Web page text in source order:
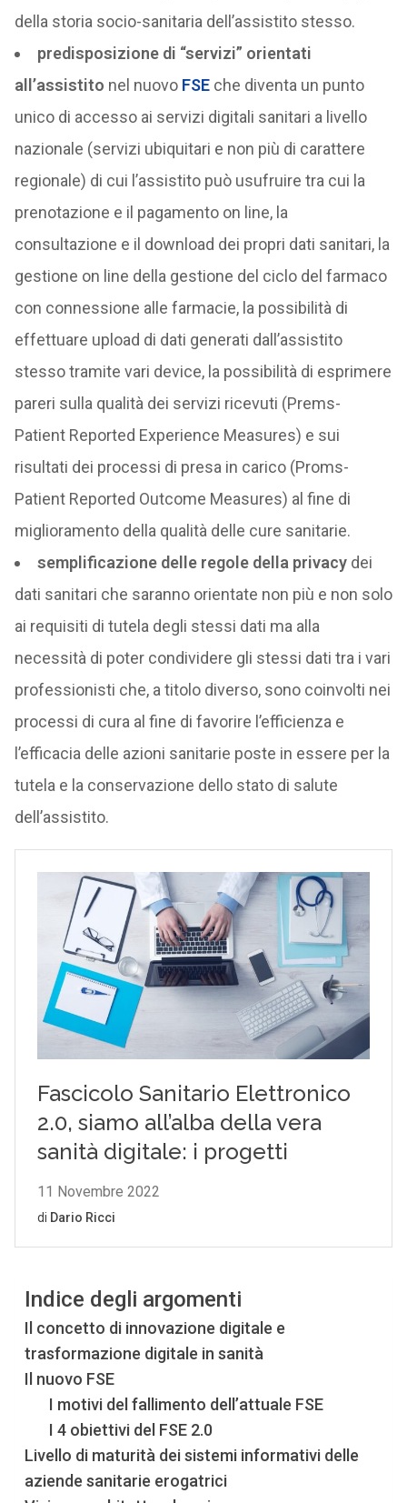
della storia socio-sanitaria dell’assistito stesso.
predisposizione di “servizi” orientati
all’assistito nel nuovo FSEche diventa un punto
unico di accesso ai servizi digitali sanitari a livello
nazionale (servizi ubiquitari e non più di carattere
regionale) di cui l’assistito può usufruire tra cui la
prenotazione e il pagamento on line, la
consultazione e il download dei propri dati sanitari, la
gestione on line della gestione del ciclo del farmaco
con connessione alle farmacie, la possibilità di
effettuare upload di dati generati dall’assistito
stesso tramite vari device, la possibilità di esprimere
pareri sulla qualità dei servizi ricevuti (Prems-
Patient Reported Experience Measures) e sui
risultati dei processi di presa in carico (Proms-
Patient Reported Outcome Measures) al fine di
miglioramento della qualità delle cure sanitarie.
semplificazione delle regole della privacydei
dati sanitari che saranno orientate non più e non solo
ai requisiti di tutela degli stessi dati ma alla
necessità di poter condividere gli stessi dati tra i vari
professionisti che, a titolo diverso, sono coinvolti nei
processi di cura al fine di favorire l’efficienza e
l’efficacia delle azioni sanitarie poste in essere per la
tutela e la conservazione dello stato di salute
dell’assistito.
Indice degli argomenti
Il concetto di innovazione digitale e
trasformazione digitale in sanità
Il nuovo FSE
I motivi del fallimento dell’attuale FSE
I 4 obiettivi del FSE 2.0
Livello di maturità dei sistemi informativi delle
aziende sanitarie erogatrici